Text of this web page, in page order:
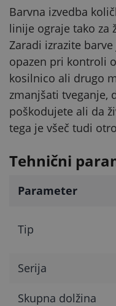
Barvna izvedba
linije ograje tako za
Zaradi izrazite
opazen pri kontroli
kosilnico ali drugo
zmanjšati tveganje,
poškodujete ali da
tega je všeč tudi
Tehnični
Parameter
Tip
Serija
Skupna dolžina